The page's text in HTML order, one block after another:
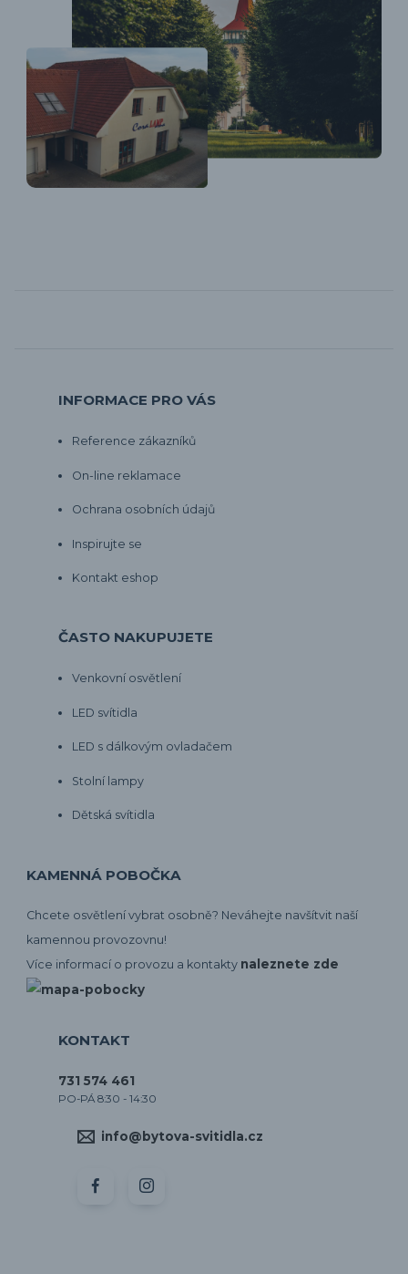
INFORMACE PRO VÁS
Reference zákazníků
On-line reklamace
Ochrana osobních údajů
Inspirujte se
Kontakt eshop
ČASTO NAKUPUJETE
Venkovní osvětlení
LED svítidla
LED s dálkovým ovladačem
Stolní lampy
Dětská svítidla
KAMENNÁ POBOČKA
Chcete osvětlení vybrat osobně? Neváhejte navšítvit naší
kamennou provozovnu!
Více informací o provozu a kontakty naleznete zde
KONTAKT
731 574 461
PO-PÁ 8:30 - 14:30
info@bytova-svitidla.cz